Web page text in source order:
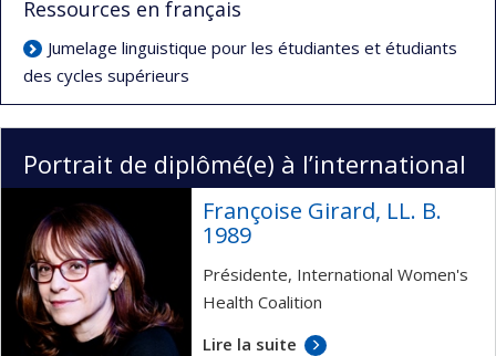
Ressources en français
Jumelage linguistique pour les étudiantes et étudiants
des cycles supérieurs
Portrait de diplômé(e) à l’international
Françoise Girard, LL. B.
1989
Présidente, International Women's
Health Coalition
Lire la suite